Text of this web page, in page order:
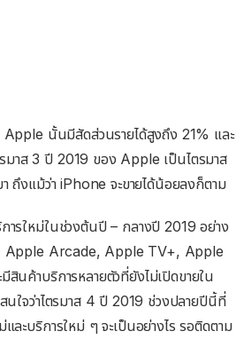
Apple นั้นมีสัดส่วนรายได้สูงถึง 21% และ
มาส 3 ปี 2019 ของ Apple เป็นไตรมาส
ถึงแม้ว่า iPhone จะขายได้น้อยลงก็ตาม
ารใหม่ในช่วงต้นปี – กลางปี 2019 อย่าง
Apple Arcade, Apple TV+, Apple
นค้าบริการหลายตัวที่ยังไม่เปิดขายใน
ใจว่าไตรมาส 4 ปี 2019 ช่วงปลายปีนี้ที่
และบริการใหม่ ๆ จะเป็นอย่างไร รอติดตาม